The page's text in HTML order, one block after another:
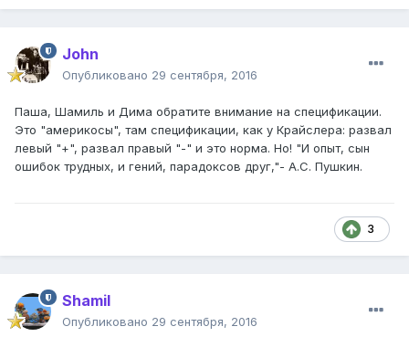
John
Опубликовано 29 сентября, 2016
Паша, Шамиль и Дима обратите внимание на спецификации.
Это "америкосы", там спецификации, как у Крайслера: развал
левый "+", развал правый "-" и это норма. Но! "И опыт, сын
ошибок трудных, и гений, парадоксов друг,"- А.С. Пушкин.
3
Shamil
Опубликовано 29 сентября, 2016